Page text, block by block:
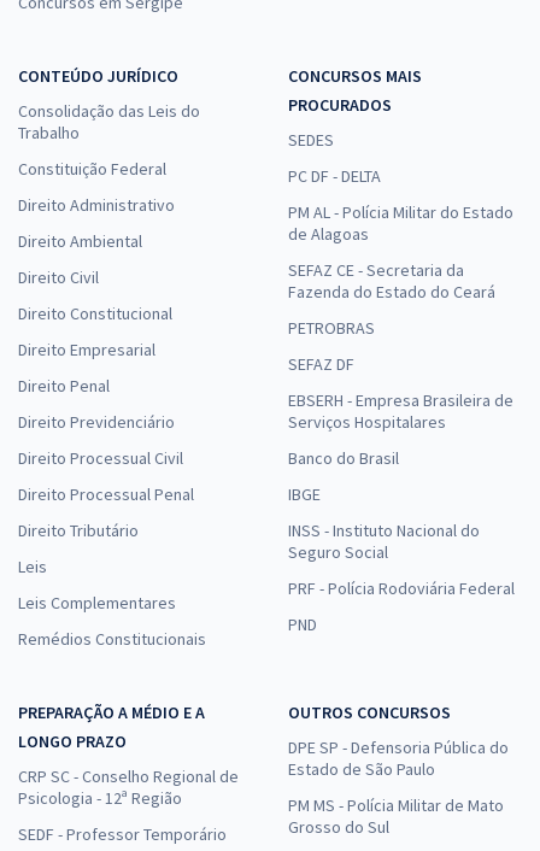
CONTEÚDO JURÍDICO
Consolidação das Leis do
Trabalho
Constituição Federal
Direito Administrativo
Direito Ambiental
Direito Civil
Direito Constitucional
Direito Empresarial
Direito Penal
Direito Previdenciário
Direito Processual Civil
Direito Processual Penal
Direito Tributário
Leis
Leis Complementares
Remédios Constitucionais
CONCURSOS MAIS
PROCURADOS
SEDES
PC DF - DELTA
PM AL - Polícia Militar do Estado
de Alagoas
SEFAZ CE - Secretaria da
Fazenda do Estado do Ceará
PETROBRAS
SEFAZ DF
EBSERH - Empresa Brasileira de
Serviços Hospitalares
Banco do Brasil
IBGE
INSS - Instituto Nacional do
Seguro Social
PRF - Polícia Rodoviária Federal
PND
PREPARAÇÃO A MÉDIO E A
LONGO PRAZO
CRP SC - Conselho Regional de
Psicologia - 12ª Região
SEDF - Professor Temporário
OUTROS CONCURSOS
DPE SP - Defensoria Pública do
Estado de São Paulo
PM MS - Polícia Militar de Mato
Grosso do Sul